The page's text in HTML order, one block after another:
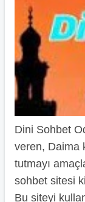
Dini Sohbet
veren, Daima
tutmayı
sohbet sitesi
Bu siteyi